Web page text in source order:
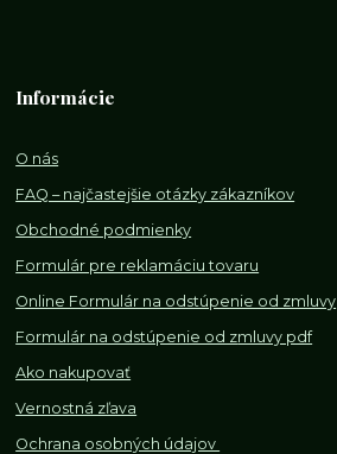
Informácie
O nás
FAQ – najčastejšie otázky zákazníkov
Obchodné podmienky
Formulár pre reklamáciu tovaru
Online Formulár na odstúpenie od zmluvy
Formulár na odstúpenie od zmluvy pdf
Ako nakupovať
Vernostná zľava
Ochrana osobných údajov